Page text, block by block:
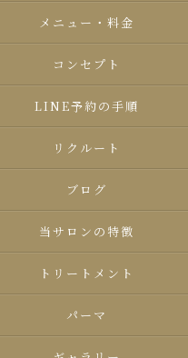
メニュー・料金
コンセプト
LINE予約の手順
リクルート
ブログ
当サロンの特徴
トリートメント
パーマ